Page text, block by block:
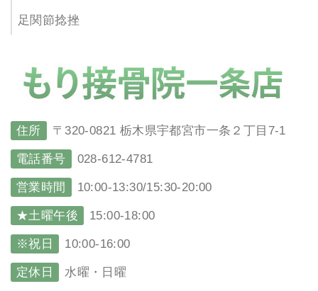
足関節捻挫
住所 〒320-0821 栃木県宇都宮市一条２丁目7-1
電話番号 028-612-4781
営業時間 10:00-13:30/15:30-20:00
★土曜午後 15:00-18:00
※祝日 10:00-16:00
定休日 水曜・日曜